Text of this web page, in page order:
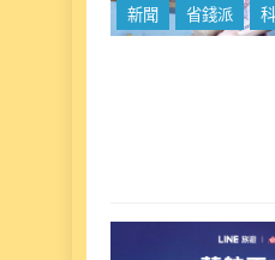
新聞 省錢派